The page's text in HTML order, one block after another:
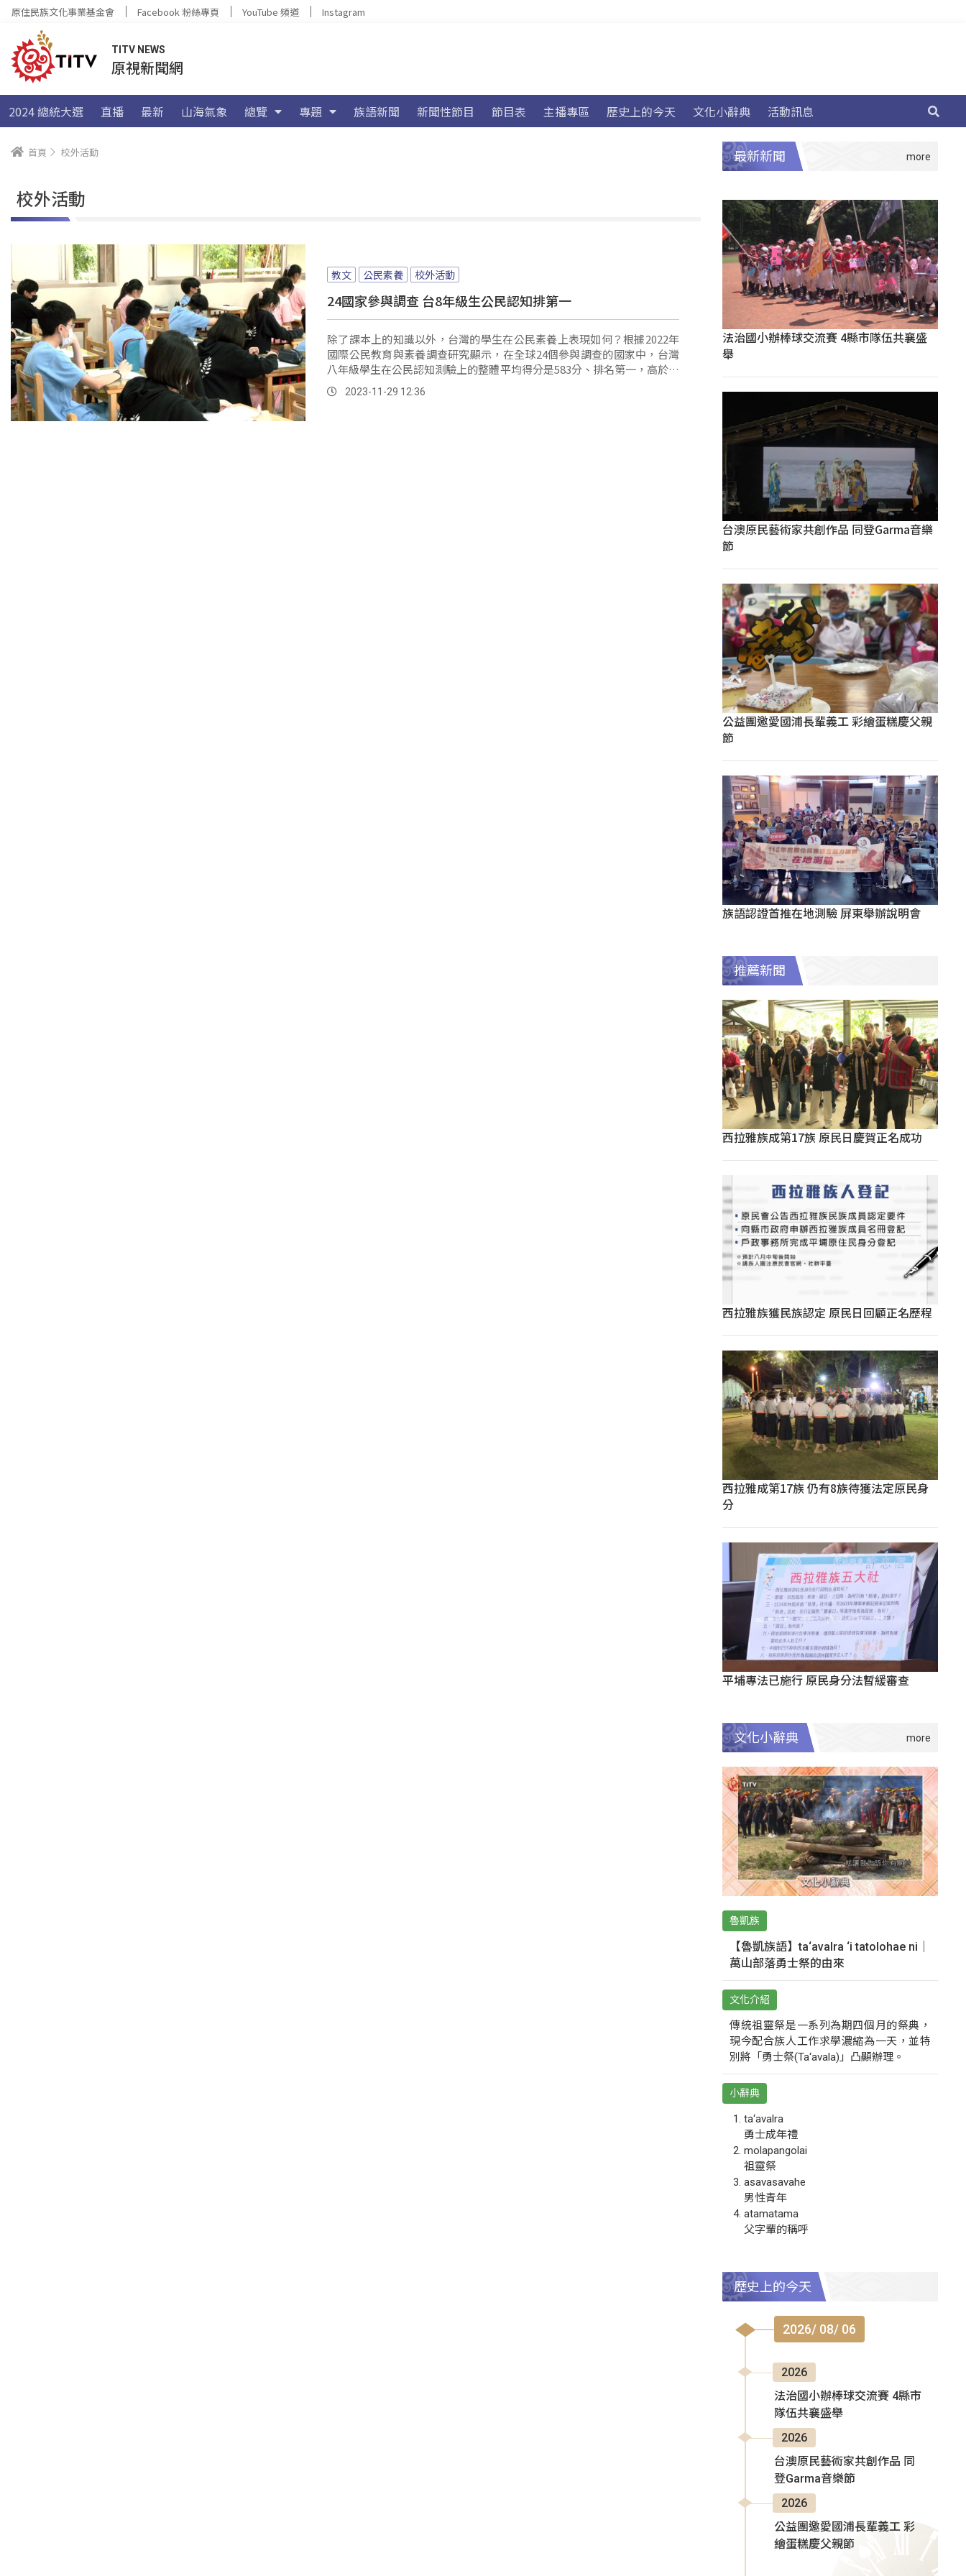
原住民族文化事業基金會 Facebook 粉絲專頁 YouTube 頻道 Instagram
TITV NEWS
原視新聞網
2024 總統大選 直播 最新 山海氣象 總覽 專題 族語新聞 新聞性節目 節目表 主播專區 歷史上的今天 文化小辭典 活動訊息
首頁 校外活動
校外活動
教文 公民素養 校外活動
24國家參與調查 台8年級生公民認知排第一
除了課本上的知識以外，台灣的學生在公民素養上表現如何？根據2022年
國際公民教育與素養調查研究顯示，在全球24個參與調查的國家中，台灣
八年級學生在公民認知測驗上的整體平均得分是583分、排名第一，高於國
際平均值508分。
2023-11-29 12:36
最新新聞
法治國小辦棒球交流賽 4縣市隊伍共襄盛
舉
台澳原民藝術家共創作品 同登Garma音樂
節
公益團邀愛國浦長輩義工 彩繪蛋糕慶父親
節
族語認證首推在地測驗 屏東舉辦說明會
推薦新聞
西拉雅族成第17族 原民日慶賀正名成功
西拉雅族獲民族認定 原民日回顧正名歷程
西拉雅成第17族 仍有8族待獲法定原民身
分
平埔專法已施行 原民身分法暫緩審查
文化小辭典
魯凱族
【魯凱族語】ta‘avalra ‘i tatolohae ni｜
萬山部落勇士祭的由來
文化介紹
傳統祖靈祭是一系列為期四個月的祭典，
現今配合族人工作求學濃縮為一天，並特
別將「勇士祭(Ta‘avala)」凸顯辦理。
小辭典
ta‘avalra
勇士成年禮
molapangolai
祖靈祭
asavasavahe
男性青年
atamatama
父字輩的稱呼
歷史上的今天
2026/ 08/ 06
2026
法治國小辦棒球交流賽 4縣市
隊伍共襄盛舉
2026
台澳原民藝術家共創作品 同
登Garma音樂節
2026
公益團邀愛國浦長輩義工 彩
繪蛋糕慶父親節